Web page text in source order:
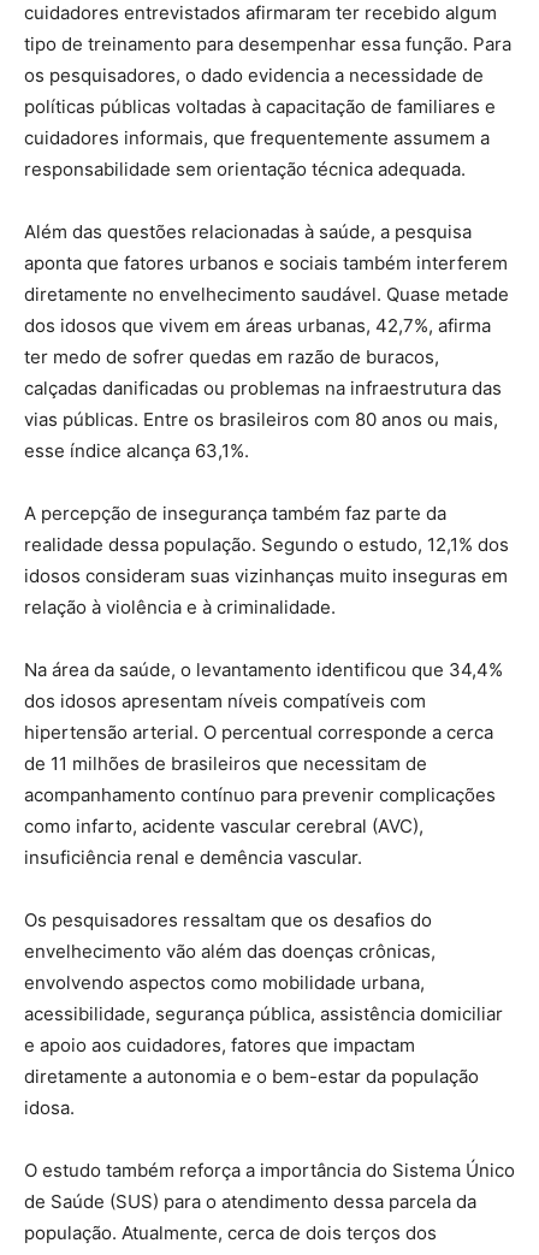
cuidadores entrevistados afirmaram ter recebido algum
tipo de treinamento para desempenhar essa função. Para
os pesquisadores, o dado evidencia a necessidade de
políticas públicas voltadas à capacitação de familiares e
cuidadores informais, que frequentemente assumem a
responsabilidade sem orientação técnica adequada.
Além das questões relacionadas à saúde, a pesquisa
aponta que fatores urbanos e sociais também interferem
diretamente no envelhecimento saudável. Quase metade
dos idosos que vivem em áreas urbanas, 42,7%, afirma
ter medo de sofrer quedas em razão de buracos,
calçadas danificadas ou problemas na infraestrutura das
vias públicas. Entre os brasileiros com 80 anos ou mais,
esse índice alcança 63,1%.
A percepção de insegurança também faz parte da
realidade dessa população. Segundo o estudo, 12,1% dos
idosos consideram suas vizinhanças muito inseguras em
relação à violência e à criminalidade.
Na área da saúde, o levantamento identificou que 34,4%
dos idosos apresentam níveis compatíveis com
hipertensão arterial. O percentual corresponde a cerca
de 11 milhões de brasileiros que necessitam de
acompanhamento contínuo para prevenir complicações
como infarto, acidente vascular cerebral (AVC),
insuficiência renal e demência vascular.
Os pesquisadores ressaltam que os desafios do
envelhecimento vão além das doenças crônicas,
envolvendo aspectos como mobilidade urbana,
acessibilidade, segurança pública, assistência domiciliar
e apoio aos cuidadores, fatores que impactam
diretamente a autonomia e o bem-estar da população
idosa.
O estudo também reforça a importância do Sistema Único
de Saúde (SUS) para o atendimento dessa parcela da
população. Atualmente, cerca de dois terços dos